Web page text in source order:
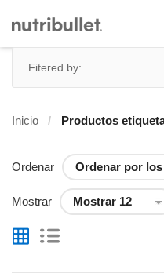
Fitered by:
Inicio Productos
Ordenar
Mostrar